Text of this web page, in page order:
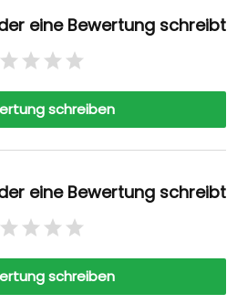
eine Bewertung schreibt
schreiben
eine Bewertung schreibt
schreiben